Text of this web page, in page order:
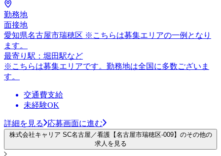
勤務地
面接地
愛知県名古屋市瑞穂区 ※こちらは募集エリアの一例となり
ます。
最寄り駅：堀田駅など
※こちらは募集エリアです。勤務地は全国に多数ございま
す。
交通費支給
未経験OK
詳細を見る 応募画面に進む
株式会社キャリア SC名古屋／看護【名古屋市瑞穂区-009】のその他の
求人を見る